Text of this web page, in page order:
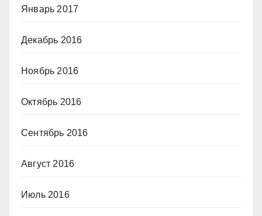
Январь 2017
Декабрь 2016
Ноябрь 2016
Октябрь 2016
Сентябрь 2016
Август 2016
Июль 2016